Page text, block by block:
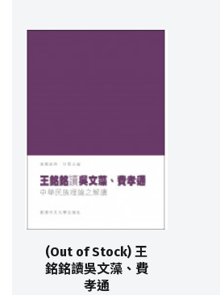
(Out of Stock) 王
銘銘讀吳文藻、費
孝通